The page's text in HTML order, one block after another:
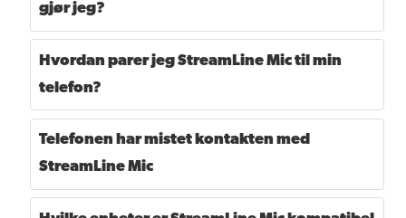
gjør jeg?
Hvordan parer jeg StreamLine Mic til min
telefon?
Telefonen har mistet kontakten med
StreamLine Mic